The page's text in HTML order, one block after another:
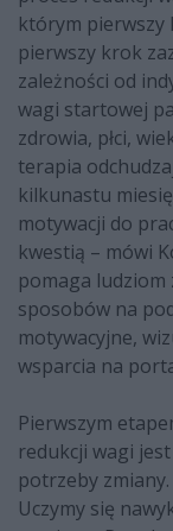
którym pierwszy
pierwszy krok
zależności od
wagi startowej
zdrowia, płci,
terapia
kilkunastu
motywacji do
kwestią – mówi
pomaga ludziom
sposobów na
motywacyjne,
wsparcia na
Pierwszym
redukcji wagi
potrzeby
Uczymy się